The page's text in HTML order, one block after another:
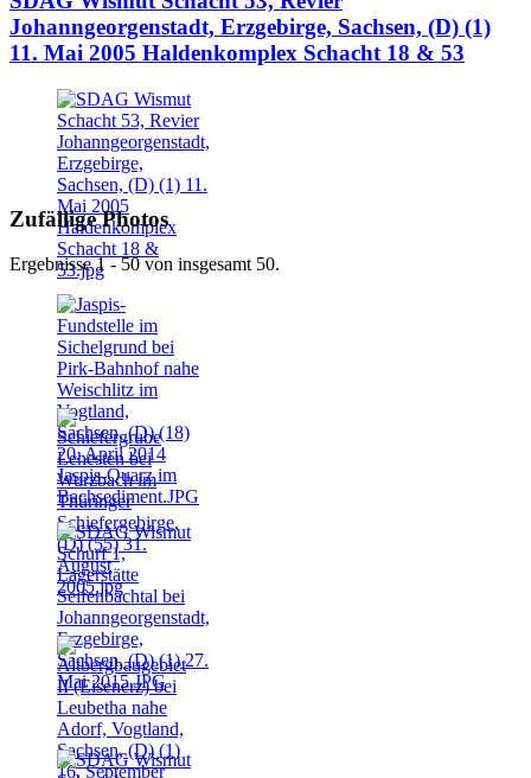
Johanngeorgenstadt, Erzgebirge, Sachsen, (D) (1)
11. Mai 2005 Haldenkomplex Schacht 18 & 53
Zufällige Photos
Ergebnisse 1 - 50 von insgesamt 50.